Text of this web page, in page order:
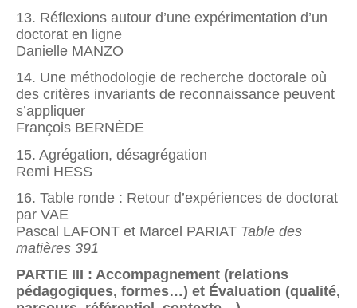
13. Réflexions autour d’une expérimentation d’un
doctorat en ligne
Danielle MANZO
14. Une méthodologie de recherche doctorale où
des critères invariants de reconnaissance peuvent
s’appliquer
François BERNÈDE
15. Agrégation, désagrégation
Remi HESS
16. Table ronde : Retour d’expériences de doctorat
par VAE
Pascal LAFONT et Marcel PARIAT Table des
matières 391
PARTIE III : Accompagnement (relations
pédagogiques, formes…) et Évaluation (qualité,